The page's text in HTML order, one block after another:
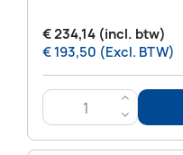
€ 234,14 (incl. btw)
€ 193,50 (Excl. BTW)
>
<